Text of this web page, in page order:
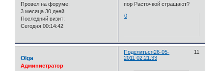
Провел на форуме:
3 месяца 30 дней
Последний визит:
Сегодня 00:14:42
пор Расточкой стращают?
0
Поделиться 11
26-05-
2011 02:21:33
Olga
Администратор